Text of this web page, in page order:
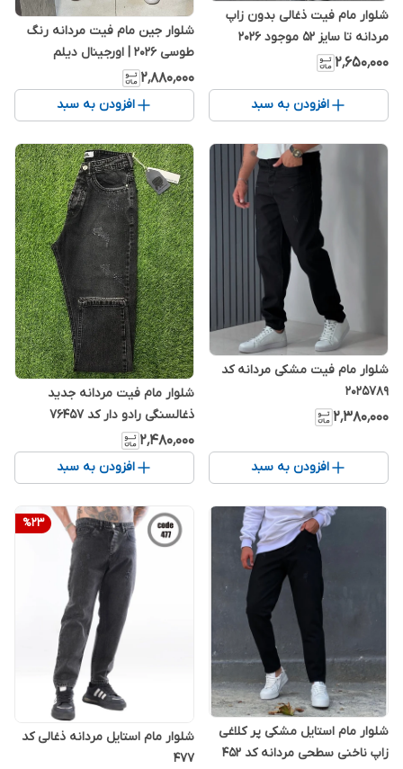
شلوار مام فیت ذغالی بدون زاپ
مردانه تا سایز ۵۲ موجود ۲۰۲۶
۲٬۶۵۰٬۰۰۰
افزودن به سبد
شلوار جین مام فیت مردانه رنگ
طوسی 2026 | اورجینال دیلم
۲٬۸۸۰٬۰۰۰
افزودن به سبد
شلوار مام فیت مشکی مردانه کد
2025789
۲٬۳۸۰٬۰۰۰
افزودن به سبد
شلوار مام فیت مردانه جدید
ذغالسنگی رادو دار کد 76457
۲٬۴۸۰٬۰۰۰
افزودن به سبد
شلوار مام استایل مشکی پر کلاغی
زاپ ناخنی سطحی مردانه کد 452
%23
شلوار مام استایل مردانه ذغالی کد
477